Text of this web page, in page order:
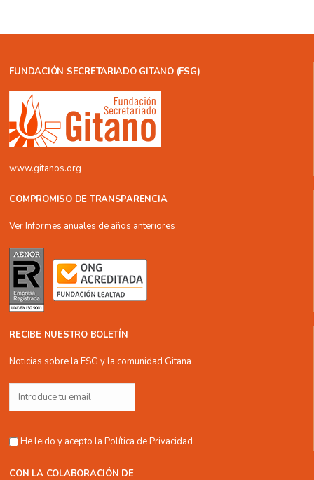
FUNDACIÓN SECRETARIADO GITANO (FSG)
www.gitanos.org
COMPROMISO DE TRANSPARENCIA
Ver Informes anuales de años anteriores
RECIBE NUESTRO BOLETÍN
Noticias sobre la FSG y la comunidad Gitana
He leido y acepto laPolítica de Privacidad
CON LA COLABORACIÓN DE